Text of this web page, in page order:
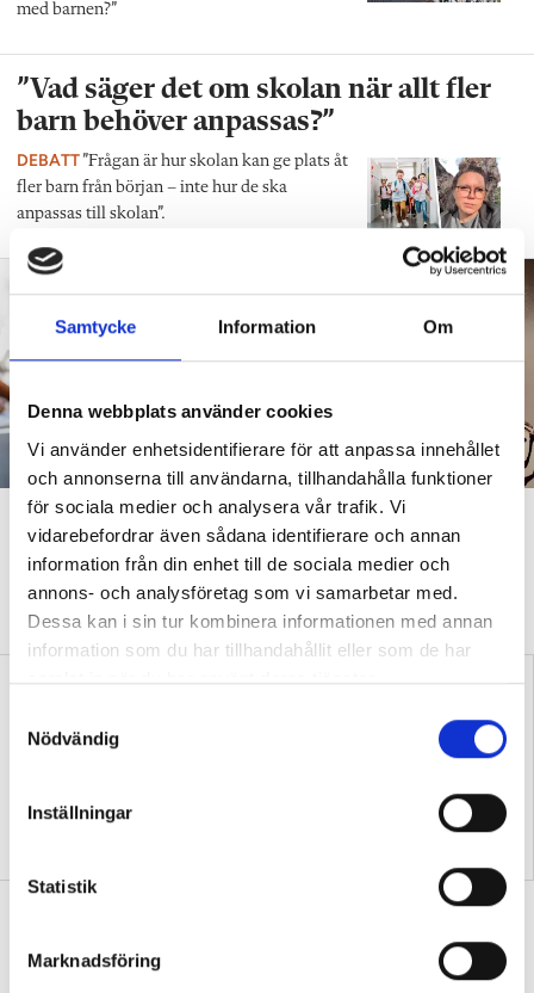
Samtycke Information Om
Denna webbplats använder cookies
Vi använder enhetsidentifierare för att anpassa innehållet
och annonserna till användarna, tillhandahålla funktioner
för sociala medier och analysera vår trafik. Vi
vidarebefordrar även sådana identifierare och annan
information från din enhet till de sociala medier och
annons- och analysföretag som vi samarbetar med.
Dessa kan i sin tur kombinera informationen med annan
information som du har tillhandahållit eller som de har
samlat in när du har använt deras tjänster.
k
Nödvändig
Inställningar
Statistik
Marknadsföring
med barnen?”
”Vad säger det om skolan när allt fler
barn behöver anpassas?”
DEBATT”Frågan är hur skolan kan ge plats åt
fler barn från början – inte hur de ska
anpassas till skolan”.
”Att ställa krav är inte elakt”
DEBATT”Att ställa krav är inte elakt. Att vara schysst är inte alltid
snällt. Många gånger är det bara ett svek”, skriver Ulrica Björkblom
Agah om stöket i klassrummen.
Nya skolan: ”Lärarhjärtat
Test: Hur klarar du ditt första år som
ny lärare?